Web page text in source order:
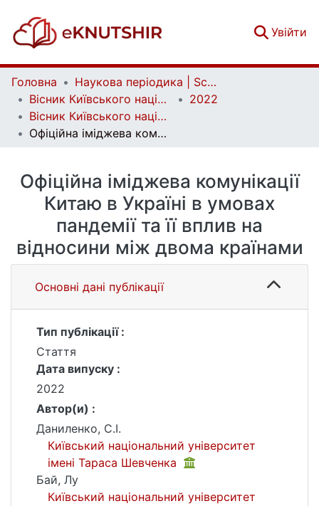
Увійти
Головна
Наукова періодика | Scientific periodicals
Вісник Київського національного університету імені Тараса Шевченка. Міжнародні відносини | Bulletin of the Taras Shevchenko National University of Kyiv. International Relations
2022
Вісник Київського національного університету імені Тараса Шевченка. Міжнародні відносини. Вип. 1 (55)
Офіційна іміджева комунікації Китаю в Україні в умовах пандемії та її вплив на відносини між двома країнами
Офіційна іміджева комунікації
Китаю в Україні в умовах
пандемії та її вплив на
відносини між двома країнами
Основні дані публікації
Тип публікації :
Стаття
Дата випуску :
2022
Автор(и) :
Даниленко, С.І.
Київський національний університет
імені Тараса Шевченка
Бай, Лу
Київський національний університет